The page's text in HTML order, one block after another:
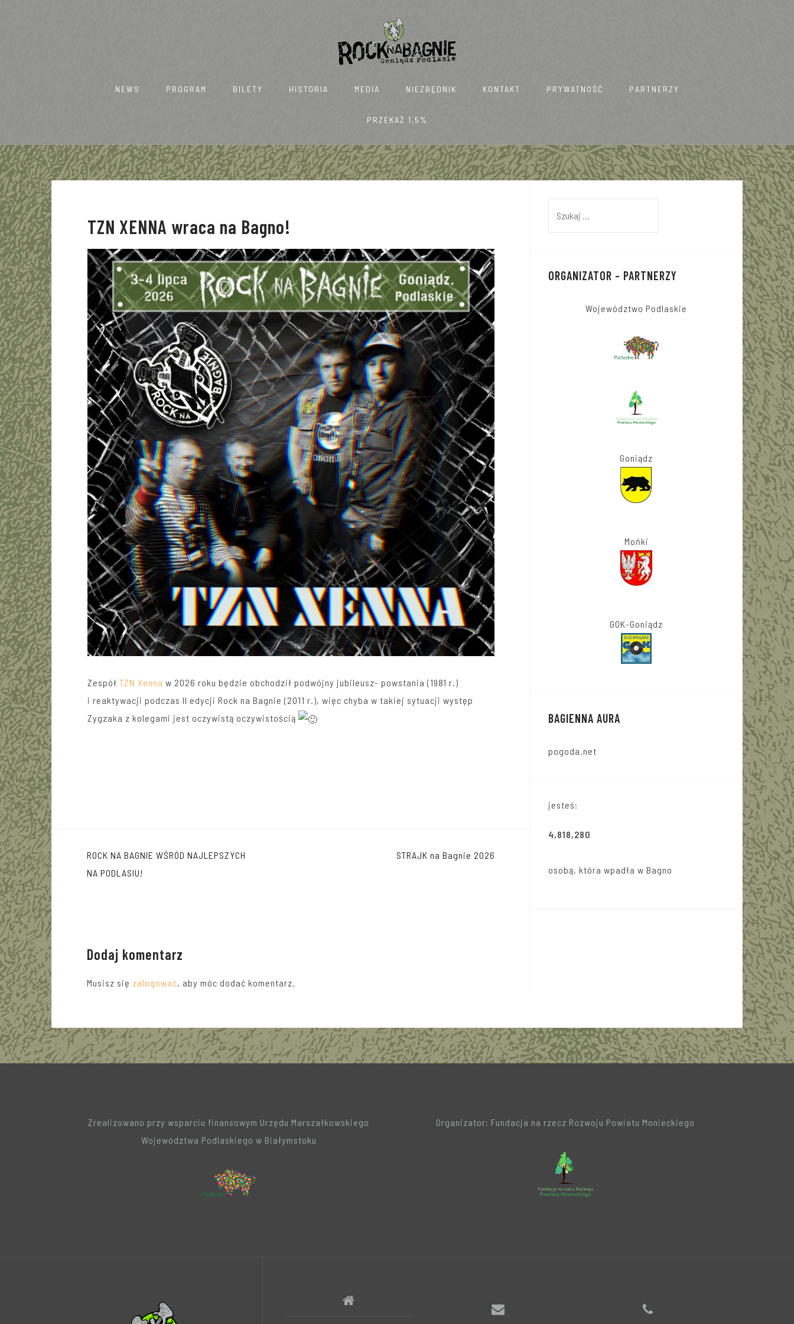
NEWS PROGRAM BILETY HISTORIA MEDIA NIEZBĘDNIK KONTAKT PRYWATNOŚĆ PARTNERZY
PRZEKAŻ 1,5%
TZN XENNA wraca na Bagno!
Zespół TZN Xenna w 2026 roku będzie obchodził podwójny jubileusz- powstania (1981 r.)
i reaktywacji podczas II edycji Rock na Bagnie (2011 r.), więc chyba w takiej sytuacji występ
Zygzaka z kolegami jest oczywistą oczywistością
Nawigacja
wpisu
ROCK NA BAGNIE WŚRÓD NAJLEPSZYCH
NA PODLASIU!
STRAJK na Bagnie 2026
Dodaj komentarz
Musisz się zalogować, aby móc dodać komentarz.
ORGANIZATOR – PARTNERZY
Województwo Podlaskie
Goniądz
Mońki
GOK-Goniądz
BAGIENNA AURA
pogoda.net
jesteś:
4,818,280
osobą, która wpadła w Bagno
Zrealizowano przy wsparciu finansowym Urzędu Marszałkowskiego
Województwa Podlaskiego w Białymstoku
Organizator: Fundacja na rzecz Rozwoju Powiatu Monieckiego